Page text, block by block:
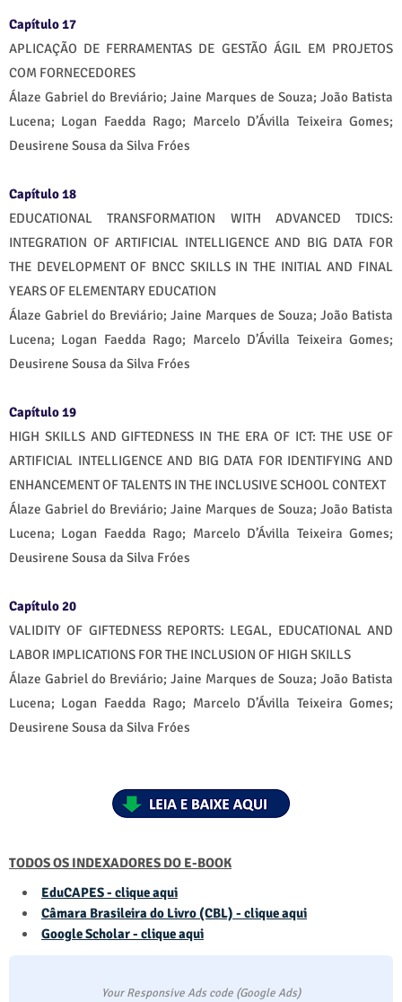
Capítulo 17
APLICAÇÃO DE FERRAMENTAS DE GESTÃO ÁGIL EM PROJETOS
COM FORNECEDORES
Álaze Gabriel do Breviário; Jaine Marques de Souza; João Batista
Lucena; Logan Faedda Rago; Marcelo D’Ávilla Teixeira Gomes;
Deusirene Sousa da Silva Fróes
Capítulo 18
EDUCATIONAL TRANSFORMATION WITH ADVANCED TDICS:
INTEGRATION OF ARTIFICIAL INTELLIGENCE AND BIG DATA FOR
THE DEVELOPMENT OF BNCC SKILLS IN THE INITIAL AND FINAL
YEARS OF ELEMENTARY EDUCATION
Álaze Gabriel do Breviário; Jaine Marques de Souza; João Batista
Lucena; Logan Faedda Rago; Marcelo D’Ávilla Teixeira Gomes;
Deusirene Sousa da Silva Fróes
Capítulo 19
HIGH SKILLS AND GIFTEDNESS IN THE ERA OF ICT: THE USE OF
ARTIFICIAL INTELLIGENCE AND BIG DATA FOR IDENTIFYING AND
ENHANCEMENT OF TALENTS IN THE INCLUSIVE SCHOOL CONTEXT
Álaze Gabriel do Breviário; Jaine Marques de Souza; João Batista
Lucena; Logan Faedda Rago; Marcelo D’Ávilla Teixeira Gomes;
Deusirene Sousa da Silva Fróes
Capítulo 20
VALIDITY OF GIFTEDNESS REPORTS: LEGAL, EDUCATIONAL AND
LABOR IMPLICATIONS FOR THE INCLUSION OF HIGH SKILLS
Álaze Gabriel do Breviário; Jaine Marques de Souza; João Batista
Lucena; Logan Faedda Rago; Marcelo D’Ávilla Teixeira Gomes;
Deusirene Sousa da Silva Fróes
TODOS OS INDEXADORES DO E-BOOK
EduCAPES - clique aqui
Câmara Brasileira do Livro (CBL) - clique aqui
Google Scholar - clique aqui
Your Responsive Ads code (Google Ads)